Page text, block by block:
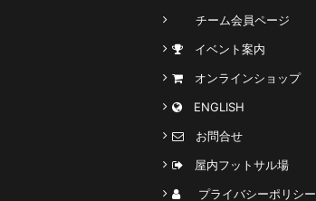
チーム会員ページ
イベント案内
オンラインショップ
ENGLISH
お問合せ
屋内フットサル場
プライバシーポリシー